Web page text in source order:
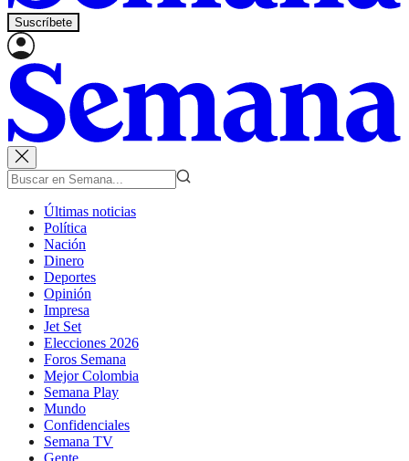
Suscríbete
Últimas noticias
Política
Nación
Dinero
Deportes
Opinión
Impresa
Jet Set
Elecciones 2026
Foros Semana
Mejor Colombia
Semana Play
Mundo
Confidenciales
Semana TV
Gente